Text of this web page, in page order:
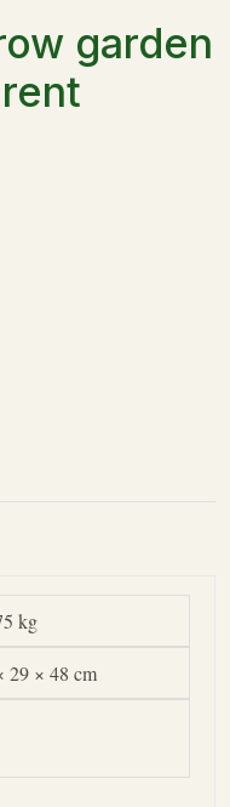
garden
kg
29 × 48 cm